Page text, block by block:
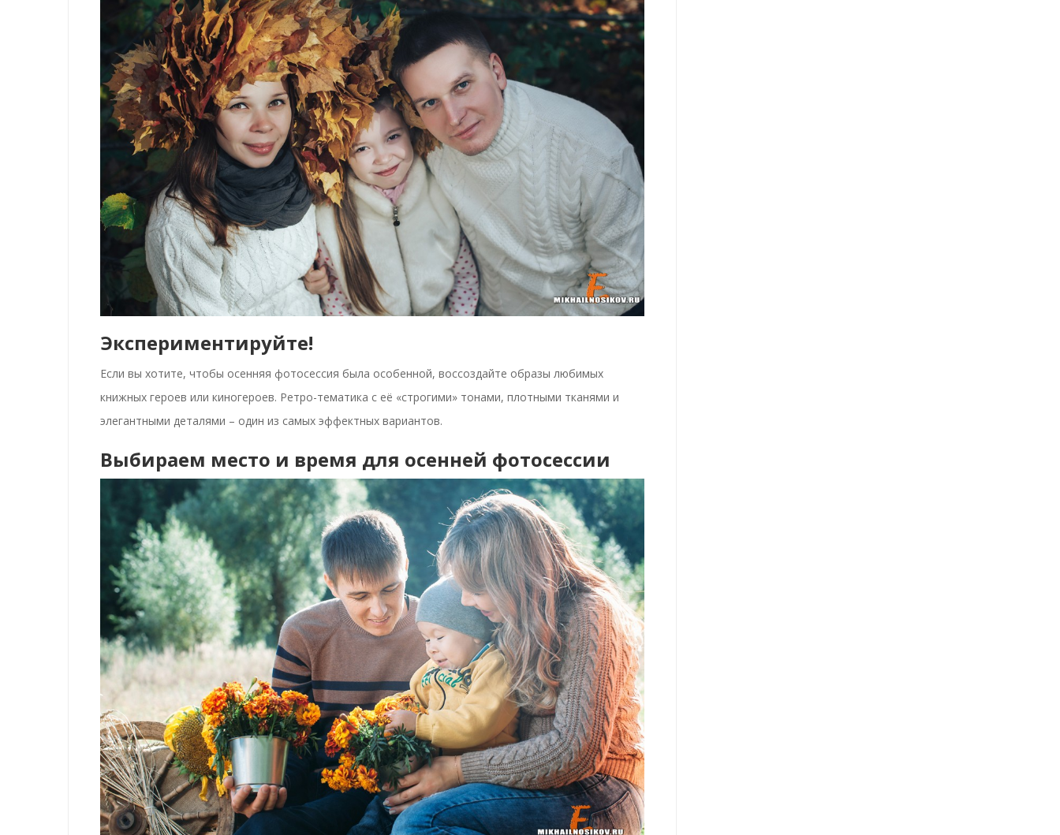
Экспериментируйте!
Если вы хотите, чтобы осенняя фотосессия была особенной, воссоздайте образы любимых
книжных героев или киногероев. Ретро-тематика с её «строгими» тонами, плотными тканями и
элегантными деталями – один из самых эффектных вариантов.
Выбираем место и время для осенней фотосессии